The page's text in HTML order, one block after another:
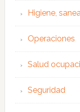
Higiene,
Operaciones
Salud
Seguridad